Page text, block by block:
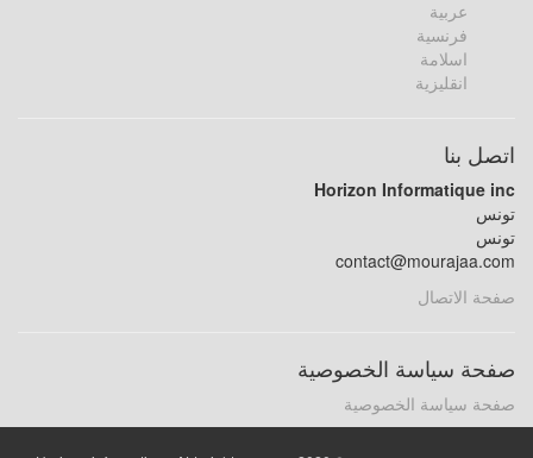
عربية
فرنسية
اسلامة
انقليزية
اتصل بنا
Horizon Informatique inc
تونس
تونس
contact@mourajaa.com
صفحة الاتصال
صفحة سياسة الخصوصية
صفحة سياسة الخصوصية